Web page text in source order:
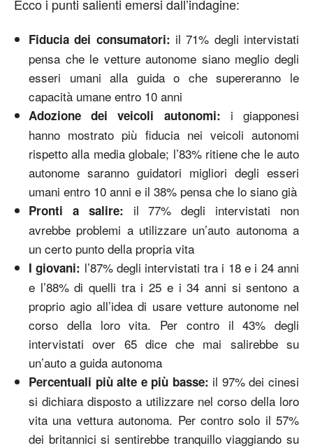
Ecco i punti salienti emersi dall’indagine:
Fiducia dei consumatori: il 71% degli intervistati
pensa che le vetture autonome siano meglio degli
esseri umani alla guida o che supereranno le
capacità umane entro 10 anni
Adozione dei veicoli autonomi: i giapponesi
hanno mostrato più fiducia nei veicoli autonomi
rispetto alla media globale; l’83% ritiene che le auto
autonome saranno guidatori migliori degli esseri
umani entro 10 anni e il 38% pensa che lo siano già
Pronti a salire: il 77% degli intervistati non
avrebbe problemi a utilizzare un’auto autonoma a
un certo punto della propria vita
I giovani: l’87% degli intervistati tra i 18 e i 24 anni
e l’88% di quelli tra i 25 e i 34 anni si sentono a
proprio agio all’idea di usare vetture autonome nel
corso della loro vita. Per contro il 43% degli
intervistati over 65 dice che mai salirebbe su
un’auto a guida autonoma
Percentuali più alte e più basse: il 97% dei cinesi
si dichiara disposto a utilizzare nel corso della loro
vita una vettura autonoma. Per contro solo il 57%
dei britannici si sentirebbe tranquillo viaggiando su